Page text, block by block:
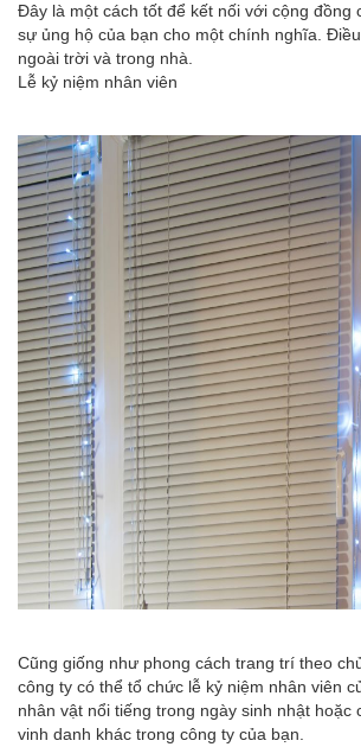
Đây là một cách tốt để kết nối với cộng đồng
sự ủng hộ của bạn cho một chính nghĩa.
ngoài trời và trong nhà.
Lễ kỷ niệm nhân viên
Cũng giống như phong cách trang trí theo
công ty có thể tổ chức lễ kỷ niệm nhân viên
nhân vật nổi tiếng trong ngày sinh nhật hoặc
vinh danh khác trong công ty của bạn.